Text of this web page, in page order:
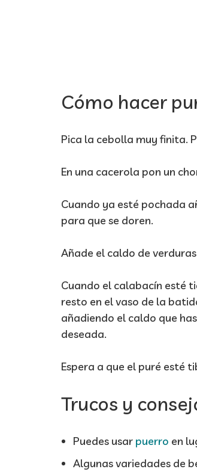
Cómo hacer
Pica la cebolla muy finita.
En una cacerola pon un
Cuando ya esté pochada
para que se doren.
Añade el caldo de
Cuando el calabacín esté
resto en el vaso de la
añadiendo el caldo que
deseada.
Espera a que el puré esté
Trucos y
Puedes usar puerro en
Algunas variedades de